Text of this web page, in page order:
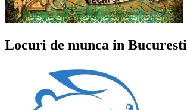
Locuri de munca in Bucuresti